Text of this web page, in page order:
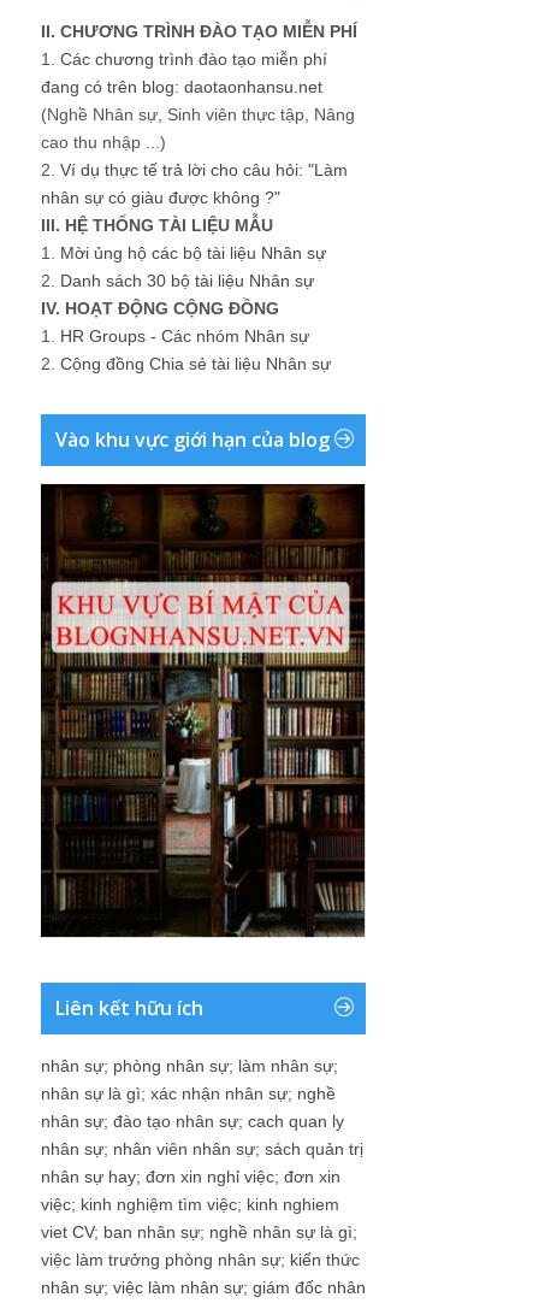
II. CHƯƠNG TRÌNH ĐÀO TẠO MIỄN PHÍ
1. Các chương trình đào tạo miễn phí
đang có trên blog: daotaonhansu.net
(Nghề Nhân sự, Sinh viên thực tập, Nâng
cao thu nhập ...)
2. Ví dụ thực tế trả lời cho câu hỏi: "Làm
nhân sự có giàu được không ?"
III. HỆ THỐNG TÀI LIỆU MẪU
1. Mời ủng hộ các bộ tài liệu Nhân sự
2. Danh sách 30 bộ tài liệu Nhân sự
IV. HOẠT ĐỘNG CỘNG ĐỒNG
1. HR Groups - Các nhóm Nhân sự
2. Cộng đồng Chia sẻ tài liệu Nhân sự
Vào khu vực giới hạn của blog
Liên kết hữu ích
nhân sự; phòng nhân sự; làm nhân sự;
nhân sự là gì; xác nhận nhân sự; nghề
nhân sự; đào tạo nhân sự; cach quan ly
nhân sự; nhân viên nhân sự; sách quản trị
nhân sự hay; đơn xin nghỉ việc; đơn xin
việc; kinh nghiệm tìm việc; kinh nghiem
viet CV; ban nhân sự; nghề nhân sự là gì;
việc làm trưởng phòng nhân sự; kiến thức
nhân sự; việc làm nhân sự; giám đốc nhân